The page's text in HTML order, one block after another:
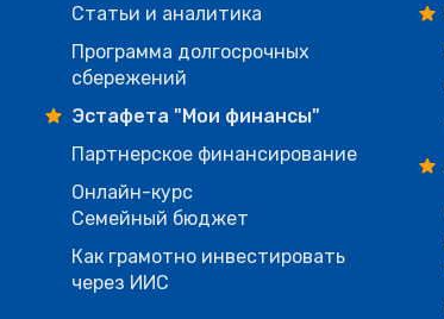
Статьи и аналитика
Программа долгосрочных
сбережений
Эстафета "Мои финансы"
Партнерское финансирование
Онлайн-курс
Семейный бюджет
Как грамотно инвестировать
через ИИС